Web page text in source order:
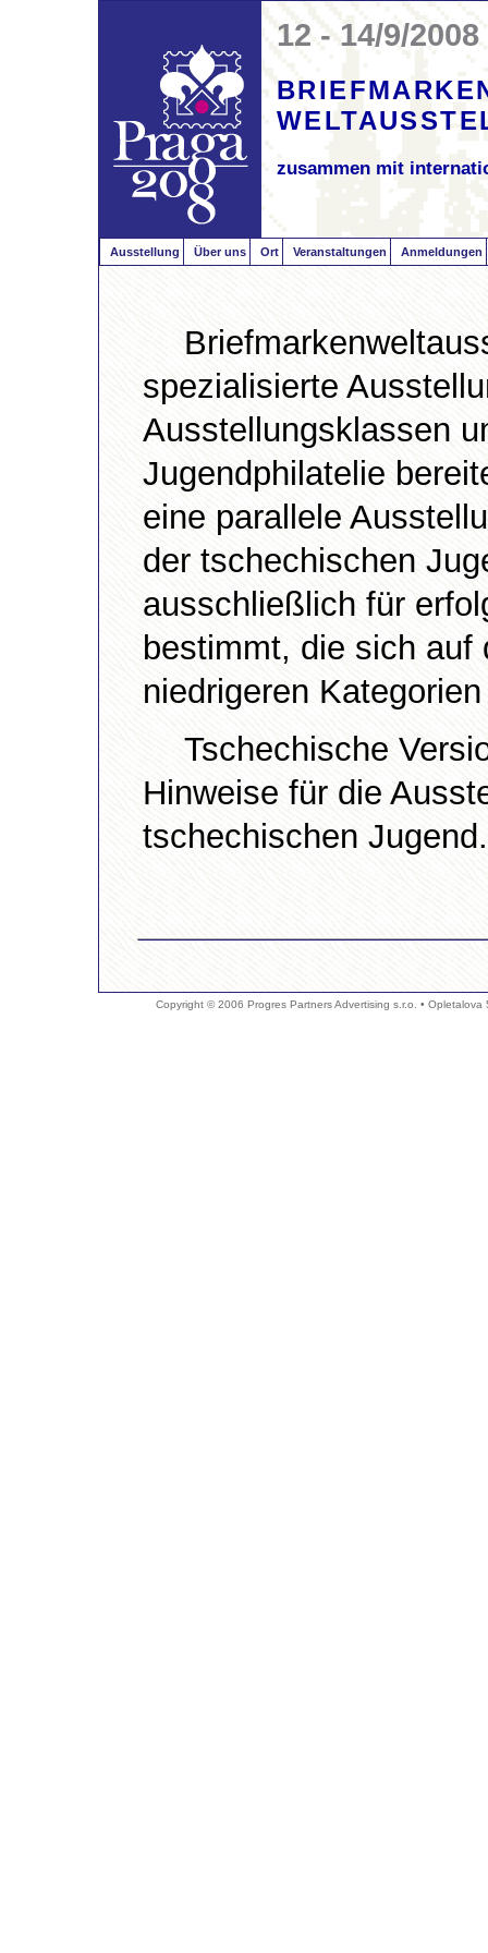
12 - 14/9/2008
zusammen mit
Ausstellung Über uns Ort Veranstaltungen Anmeldungen
spezialisierte
Ausstellungsklassen
Jugendphilatelie
eine parallele
der tschechischen
ausschließlich für
bestimmt, die sich auf
niedrigeren
Tschechische
Hinweise für die
tschechischen Jugend.
Copyright © 2006 Progres Partners Advertising s.r.o. • Opletalova